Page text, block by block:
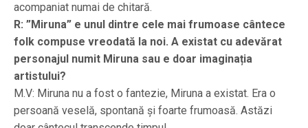
acompaniat numai de chitară.
R: ”Miruna” e unul dintre cele mai frumoase cântece
folk compuse vreodată la noi. A existat cu adevărat
personajul numit Miruna sau e doar imaginația
artistului?
M.V: Miruna nu a fost o fantezie, Miruna a existat. Era o
persoană veselă, spontană și foarte frumoasă. Astăzi